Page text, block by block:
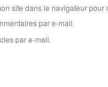
site dans le navigateur
par e-mail.
par e-mail.